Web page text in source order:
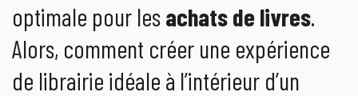
optimale pour lesachats de livres.
Alors, comment créer une expérience
de librairie idéale à l’intérieur d’un